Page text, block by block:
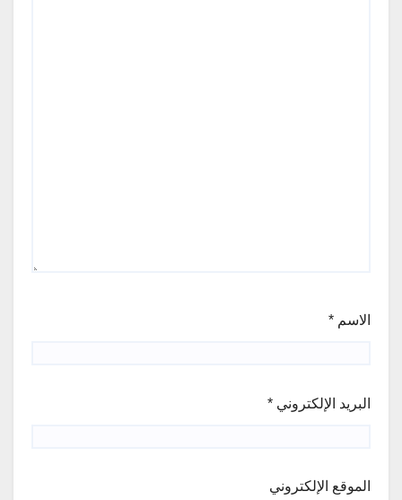
الاسم *
البريد الإلكتروني *
الموقع الإلكتروني